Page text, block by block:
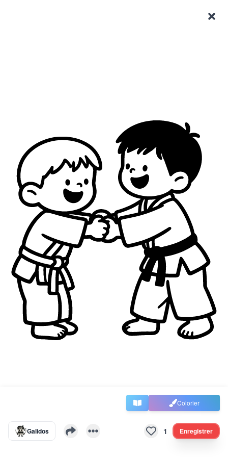
Colorier
Galidos 1 Enregistrer